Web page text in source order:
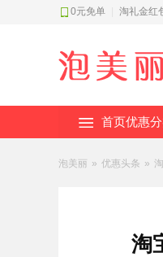
0元免单 淘礼金红
首页优惠
泡美丽 » 优惠头条 »
淘